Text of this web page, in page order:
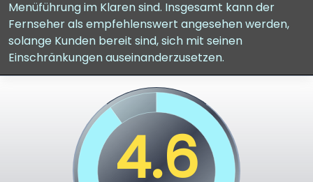
Menüführung im Klaren sind. Insgesamt kann der
Fernseher als empfehlenswert angesehen werden,
solange Kunden bereit sind, sich mit seinen
Einschränkungen auseinanderzusetzen.